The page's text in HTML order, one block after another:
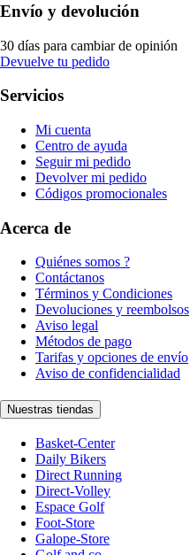
Envío y devolución
30 días para cambiar de opinión
Devuelve tu pedido
Servicios
Mi cuenta
Centro de ayuda
Seguir mi pedido
Devolver mi pedido
Códigos promocionales
Acerca de
Quiénes somos ?
Contáctanos
Términos y Condiciones
Devoluciones y reembolsos
Aviso legal
Métodos de pago
Tarifas y opciones de envío
Aviso de confidencialidad
Nuestras tiendas
Basket-Center
Daily Bikers
Direct Running
Direct-Volley
Espace Golf
Foot-Store
Galope-Store